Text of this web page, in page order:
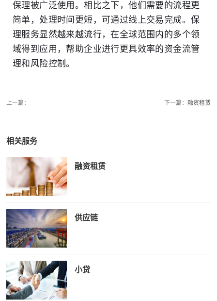
保理被广泛使用。相比之下，他们需要的流程更
简单，处理时间更短，可通过线上交易完成。保
理服务显然越来越流行，在全球范围内的多个领
域得到应用，帮助企业进行更具效率的资金流管
理和风险控制。
上一篇： 下一篇： 融资租赁
相关服务
融资租赁
供应链
小贷